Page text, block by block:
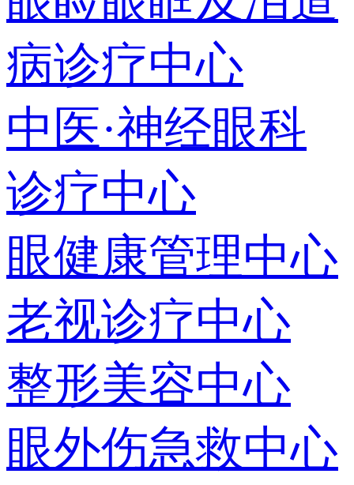
病诊疗中心
中医·神经眼科
诊疗中心
眼健康管理中心
老视诊疗中心
整形美容中心
眼外伤急救中心